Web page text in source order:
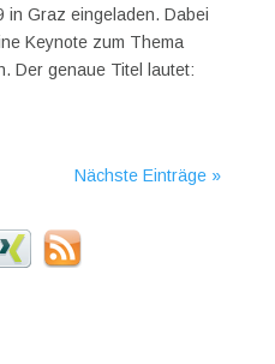
in Graz eingeladen. Dabei
Keynote zum Thema
Der genaue Titel lautet:
Nächste Einträge »